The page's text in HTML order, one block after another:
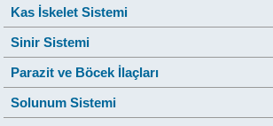
Kas İskelet Sistemi
Sinir Sistemi
Parazit ve Böcek İlaçları
Solunum Sistemi